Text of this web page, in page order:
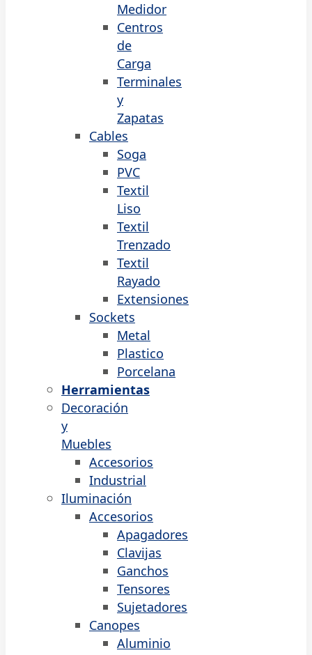
Medidor
Centros
de
Carga
Terminales
y
Zapatas
Cables
Soga
PVC
Textil
Liso
Textil
Trenzado
Textil
Rayado
Extensiones
Sockets
Metal
Plastico
Porcelana
Herramientas
Decoración
y
Muebles
Accesorios
Industrial
Iluminación
Accesorios
Apagadores
Clavijas
Ganchos
Tensores
Sujetadores
Canopes
Aluminio